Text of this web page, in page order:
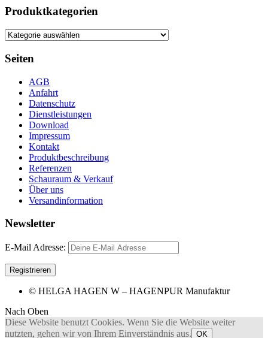
Produktkategorien
Seiten
AGB
Anfahrt
Datenschutz
Dienstleistungen
Download
Impressum
Kontakt
Produktbeschreibung
Referenzen
Schauraum & Verkauf
Über uns
Versandinformation
Newsletter
E-Mail Adresse:
© HELGA HAGEN W – HAGENPUR Manufaktur
Nach Oben
Diese Website benutzt Cookies. Wenn Sie die Website weiter
nutzten, gehen wir von Ihrem Einverständnis aus. OK